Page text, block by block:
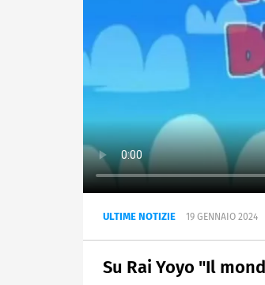
ULTIME NOTIZIE 19 GENNAIO 2024
Su Rai Yoyo "Il